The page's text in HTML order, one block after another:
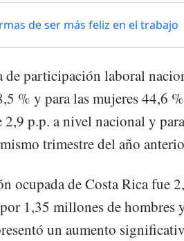
de ser más feliz en el trabajo
de participación laboral
% y para las mujeres 44,6
2,9 p.p. a nivel nacional y
trimestre del año
ocupada de Costa Rica fue
1,35 millones de hombres
un aumento